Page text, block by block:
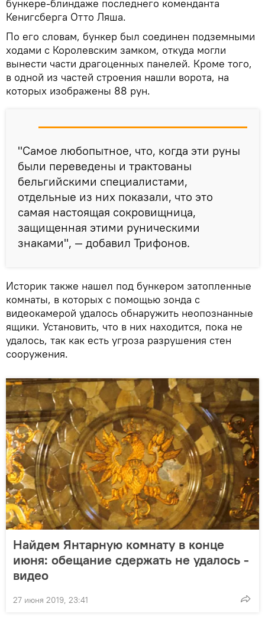
бункере-блиндаже последнего коменданта
Кенигсберга Отто Ляша.
По его словам, бункер был соединен подземными
ходами с Королевским замком, откуда могли
вынести части драгоценных панелей. Кроме того,
в одной из частей строения нашли ворота, на
которых изображены 88 рун.
"Самое любопытное, что, когда эти руны
были переведены и трактованы
бельгийскими специалистами,
отдельные из них показали, что это
самая настоящая сокровищница,
защищенная этими руническими
знаками", — добавил Трифонов.
Историк также нашел под бункером затопленные
комнаты, в которых с помощью зонда с
видеокамерой удалось обнаружить неопознанные
ящики. Установить, что в них находится, пока не
удалось, так как есть угроза разрушения стен
сооружения.
Найдем Янтарную комнату в конце
июня: обещание сдержать не удалось -
видео
27 июня 2019, 23:41